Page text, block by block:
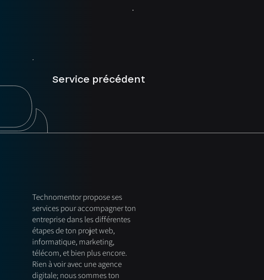
Service précédent
Technomentor propose ses
services pour accompagner ton
entreprise dans les différentes
étapes de ton projet web,
informatique, marketing,
télécom, et bien plus encore.
Rien à voir avec une agence
digitale; nous sommes ton